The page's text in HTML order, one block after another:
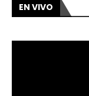
EN VIVO